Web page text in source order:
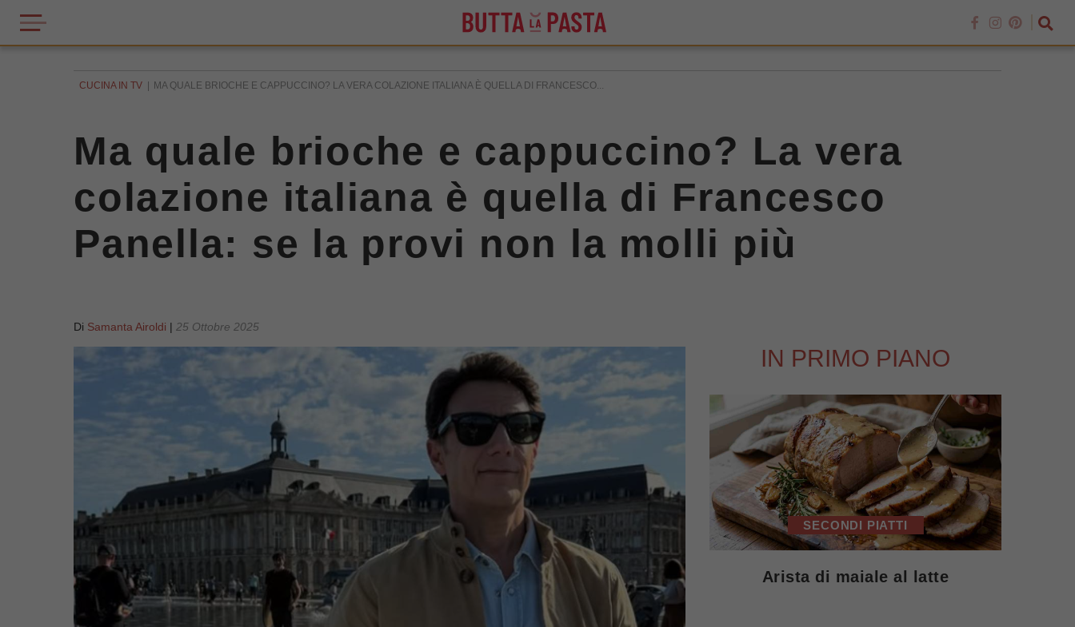
CUCINA IN TV MA QUALE BRIOCHE E CAPPUCCINO? LA VERA COLAZIONE ITALIANA È QUELLA DI FRANCESCO...
Ma quale brioche e cappuccino? La vera
colazione italiana è quella di Francesco
Panella: se la provi non la molli più
Di Samanta Airoldi | 25 Ottobre 2025
IN PRIMO PIANO
SECONDI PIATTI
Arista di maiale al latte